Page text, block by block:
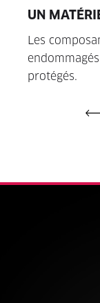
Les
protégés.
UN